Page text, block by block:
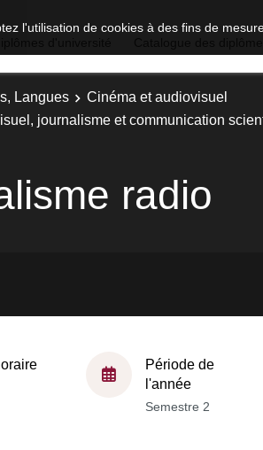
l'utilisation de cookies à des fins de
Langues
Cinéma et audiovisuel
journalisme et communication
radio
Période de
l'année
Semestre 2